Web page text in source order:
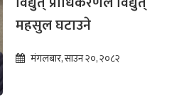
महसुल घटाउने
मंगलबार, साउन २०, २०८२